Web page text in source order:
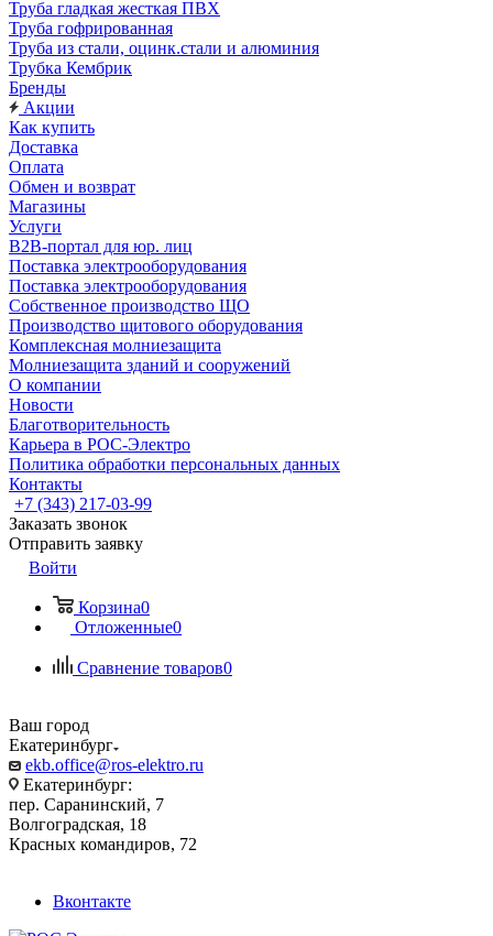
Труба гладкая жесткая ПВХ
Труба гофрированная
Труба из стали, оцинк.стали и алюминия
Трубка Кембрик
Бренды
Акции
Как купить
Доставка
Оплата
Обмен и возврат
Магазины
Услуги
B2B-портал для юр. лиц
Поставка электрооборудования
Поставка электрооборудования
Собственное производство ЩО
Производство щитового оборудования
Комплексная молниезащита
Молниезащита зданий и сооружений
О компании
Новости
Благотворительность
Карьера в РОС-Электро
Политика обработки персональных данных
Контакты
+7 (343) 217-03-99
Заказать звонок
Отправить заявку
Войти
Корзина0
Отложенные0
Сравнение товаров0
Ваш город
Екатеринбург
ekb.office@ros-elektro.ru
Екатеринбург:
пер. Саранинский, 7
Волгоградская, 18
Красных командиров, 72
Вконтакте